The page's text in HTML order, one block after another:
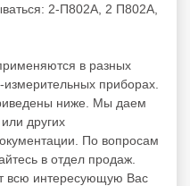
2-П802А, 2 П802А,
в разных
приборах.
ниже. Мы даем
других
По вопросам
в отдел продаж.
всю интересующую Вас